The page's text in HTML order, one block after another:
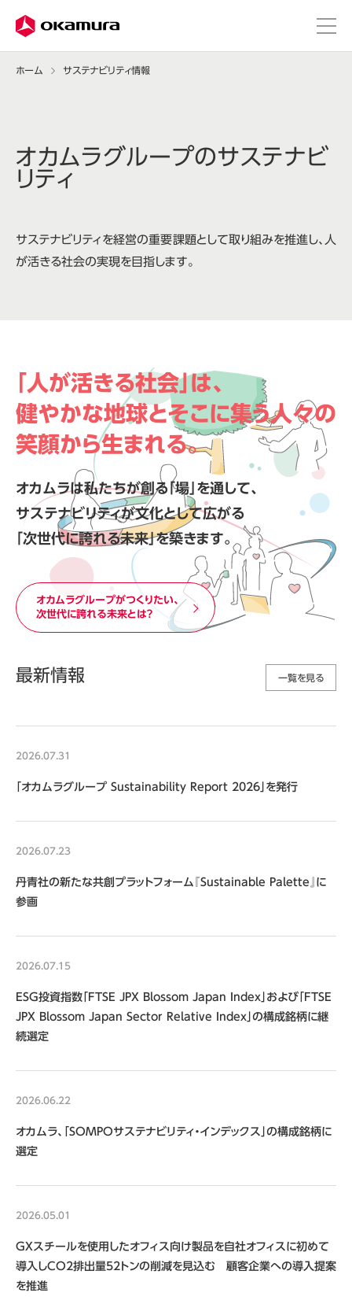
ホーム サステナビリティ情報
オカムラグループのサステナビ
リティ
サステナビリティを経営の重要課題として取り組みを推進し、人
が活きる社会の実現を目指します。
「人が活きる社会」は、
健やかな地球とそこに集う人々の
笑顔から生まれる。
オカムラは私たちが創る「場」を通して、
サステナビリティが文化として広がる
「次世代に誇れる未来」を築きます。
オカムラグループがつくりたい、
次世代に誇れる未来とは？
最新情報 一覧を見る
2026.07.31
「オカムラグループ Sustainability Report 2026」を発行
2026.07.23
丹青社の新たな共創プラットフォーム『Sustainable Palette』に
参画
2026.07.15
ESG投資指数「FTSE JPX Blossom Japan Index」および「FTSE
JPX Blossom Japan Sector Relative Index」の構成銘柄に継
続選定
2026.06.22
オカムラ、「SOMPOサステナビリティ・インデックス」の構成銘柄に
選定
2026.05.01
GXスチールを使用したオフィス向け製品を自社オフィスに初めて
導入しCO2排出量52トンの削減を見込む 顧客企業への導入提案
を推進